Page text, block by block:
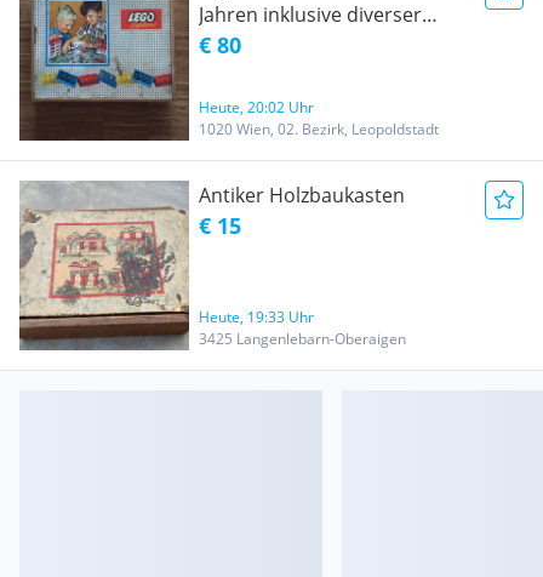
Jahren inklusive diverser
Spielsteine
€ 80
Heute, 20:02 Uhr
1020 Wien, 02. Bezirk, Leopoldstadt
Antiker Holzbaukasten
€ 15
Heute, 19:33 Uhr
3425 Langenlebarn-Oberaigen